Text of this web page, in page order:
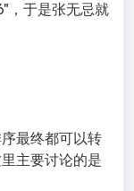
，于是张无忌就
最终都可以转
主要讨论的是